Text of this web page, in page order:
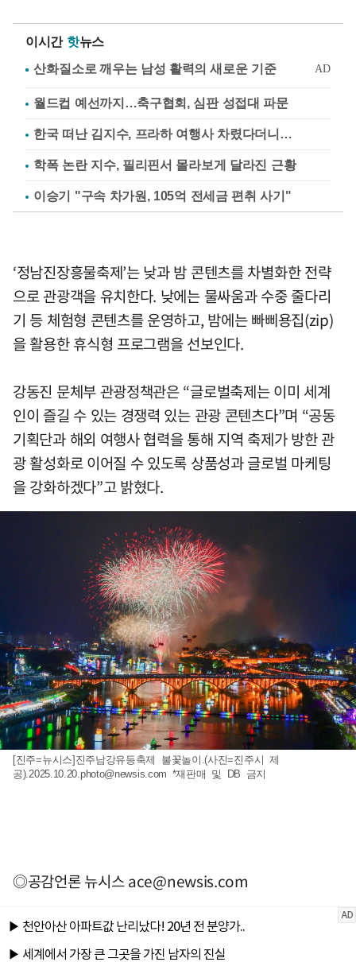
이시간 핫뉴스
월드컵 예선까지…축구협회, 심판 성접대 파문
한국 떠난 김지수, 프라하 여행사 차렸다더니…
학폭 논란 지수, 필리핀서 몰라보게 달라진 근황
이승기 "구속 차가원, 105억 전세금 편취 사기"
‘정남진장흥물축제’는 낮과 밤 콘텐츠를 차별화한 전략
으로 관광객을 유치한다. 낮에는 물싸움과 수중 줄다리
기 등 체험형 콘텐츠를 운영하고, 밤에는 빠삐용집(zip)
을 활용한 휴식형 프로그램을 선보인다.
강동진 문체부 관광정책관은 “글로벌축제는 이미 세계
인이 즐길 수 있는 경쟁력 있는 관광 콘텐츠다”며 “공동
기획단과 해외 여행사 협력을 통해 지역 축제가 방한 관
광 활성화로 이어질 수 있도록 상품성과 글로벌 마케팅
을 강화하겠다”고 밝혔다.
[진주=뉴시스]진주남강유등축제 불꽃놀이.(사진=진주시 제
공).2025.10.20.photo@newsis.com *재판매 및 DB 금지
◎공감언론 뉴시스ace@newsis.com